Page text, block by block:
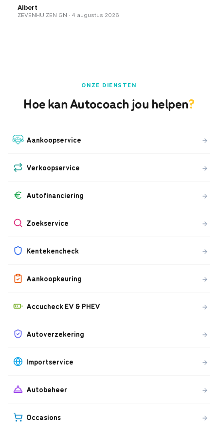
Albert
ZEVENHUIZEN GN · 4 augustus 2026
ONZE DIENSTEN
Hoe kan Autocoach jou helpen?
Aankoopservice
Verkoopservice
Autofinanciering
Zoekservice
Kentekencheck
Aankoopkeuring
Accucheck EV & PHEV
Autoverzekering
Importservice
Autobeheer
Occasions